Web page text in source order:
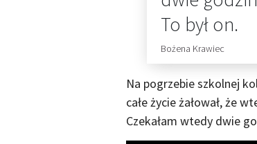
To był on.
Bożena Krawiec
Na pogrzebie szkolnej
całe życie żałował, że
Czekałam wtedy dwie